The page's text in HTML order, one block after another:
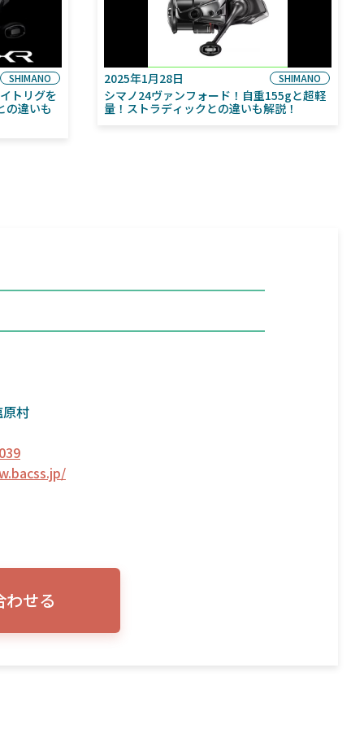
SHIMANO
トリグを
の違いも
2025年1月28日 SHIMANO
シマノ24ヴァンフォード！自重155gと超軽
量！ストラディックとの違いも解説！
村
わせる